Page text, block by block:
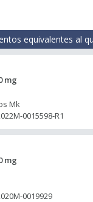
equivalentes al
mg
Mk
0015598-R1
mg
0019929